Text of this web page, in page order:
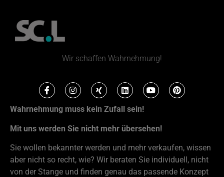
Wir schaffen Wahrnehmung!
Wahrnehmung muss kein Zufall sein!
Mit uns werden Sie nicht mehr übersehen!
Sie wollen bekannter werden und mehr verkaufen, wissen
aber nicht so recht, wie? Wir beraten Sie individuell, nicht
von der Stange und finden genau das passende Konzept